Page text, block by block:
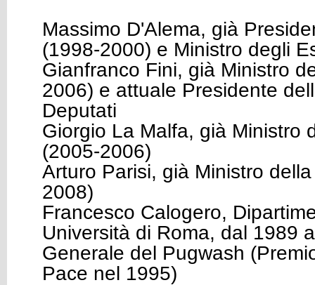
Massimo D'Alema, già
(1998-2000) e Ministro degli
Gianfranco Fini, già Ministro
2006) e attuale Presidente
Deputati
Giorgio La Malfa, già Ministro
(2005-2006)
Arturo Parisi, già Ministro
2008)
Francesco Calogero,
Università di Roma, dal 1989
Generale del Pugwash
Pace nel 1995)